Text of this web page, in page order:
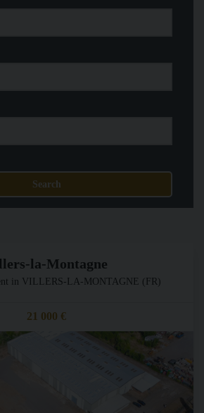
la-Montagne
in VILLERS-LA-MONTAGNE (FR)
21 000 €